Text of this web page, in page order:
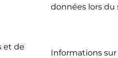
données lors du
et de
Informations